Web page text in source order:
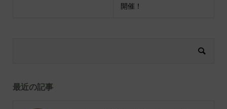
開催！
最近の記事